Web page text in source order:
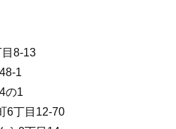
8-13
1
の1
6丁目12-70